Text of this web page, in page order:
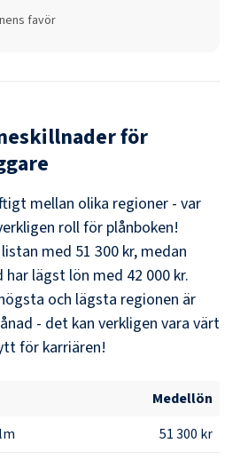
favör
för
mellan olika regioner - var
roll för plånboken!
med 51 300 kr, medan
har lägst lön med 42 000 kr.
och lägsta regionen är
- det kan verkligen vara värt
för karriären!
Medellön
51 300 kr